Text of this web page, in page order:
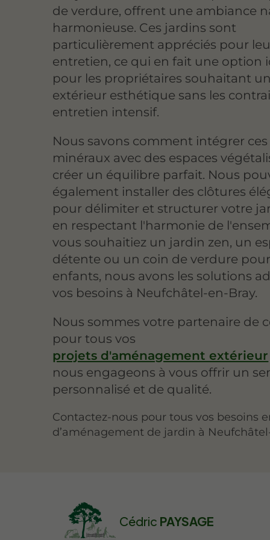
de verdure, offrent une ambiance
harmonieuse. Ces jardins sont
particulièrement appréciés pour
entretien, ce qui en fait une option
pour les propriétaires souhaitant
extérieur esthétique sans les
entretien intensif.
Nous savons comment intégrer
minéraux avec des espaces
créer un équilibre parfait. Nous
également installer des clôtures
pour délimiter et structurer votre
en respectant l'harmonie de
vous souhaitiez un jardin zen, un
détente ou un coin de verdure
enfants, nous avons les solutions
vos besoins à Neufchâtel-en-Bray.
Nous sommes votre partenaire de
pour tous vos
projets d'aménagement extérieur
nous engageons à vous offrir un
personnalisé et de qualité.
Contactez-nous pour tous vos besoins
d’aménagement de jardin à
Cédric PAYSAGE